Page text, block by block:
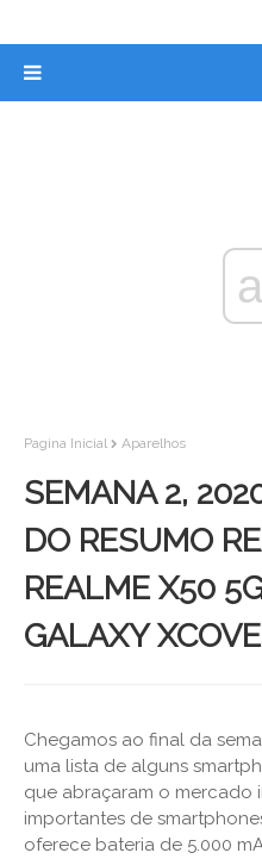
Pagina Inicial Aparelhos
SEMANA 2,
DO RESUMO
REALME X50
GALAXY
Chegamos ao final da
uma lista de alguns
que abraçaram o mercado
importantes de
oferece bateria de 5.000